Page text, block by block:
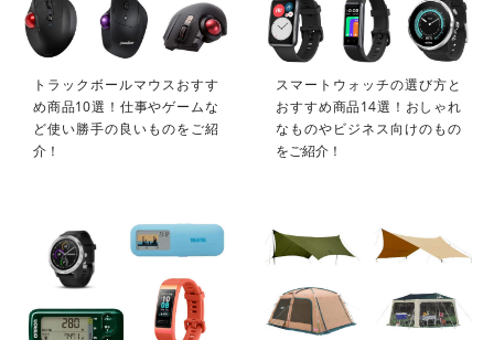
トラックボールマウスおすす
め商品10選！仕事やゲームな
ど使い勝手の良いものをご紹
介！
スマートウォッチの選び方と
おすすめ商品14選！おしゃれ
なものやビジネス向けのもの
をご紹介！